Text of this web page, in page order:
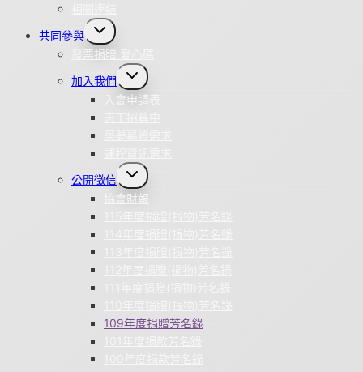
共同參與
Toggle
child
menu
發票捐贈 愛心碼
加入我們
Toggle
child
menu
入會申請表
公開徵信
Toggle
child
menu
協會財報
109年度捐贈芳名錄